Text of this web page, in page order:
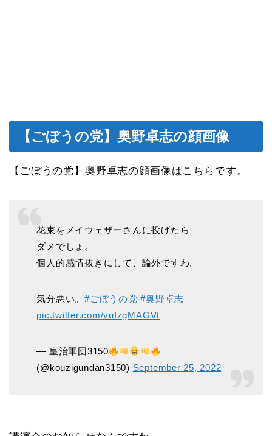
【ごぼうの党】奥野卓志の顔画像
【ごぼうの党】奥野卓志の顔画像はこちらです。
花束をメイウェザーさんに投げたら
ダメでしょ。
個人的感情抜きにして、論外ですわ。
気分悪い。#ごぼうの党 #奥野卓志
pic.twitter.com/vuIzgMAGVt
— 皇治軍団3150
(@kouzigundan3150) September 25, 2022